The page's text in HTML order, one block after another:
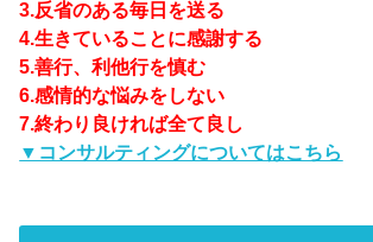
3.反省のある毎日を送る
4.生きていることに感謝する
5.善行、利他行を慎む
6.感情的な悩みをしない
7.終わり良ければ全て良し
▼コンサルティングについてはこちら